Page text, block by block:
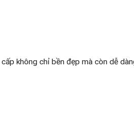
không chỉ bền đẹp mà còn dễ